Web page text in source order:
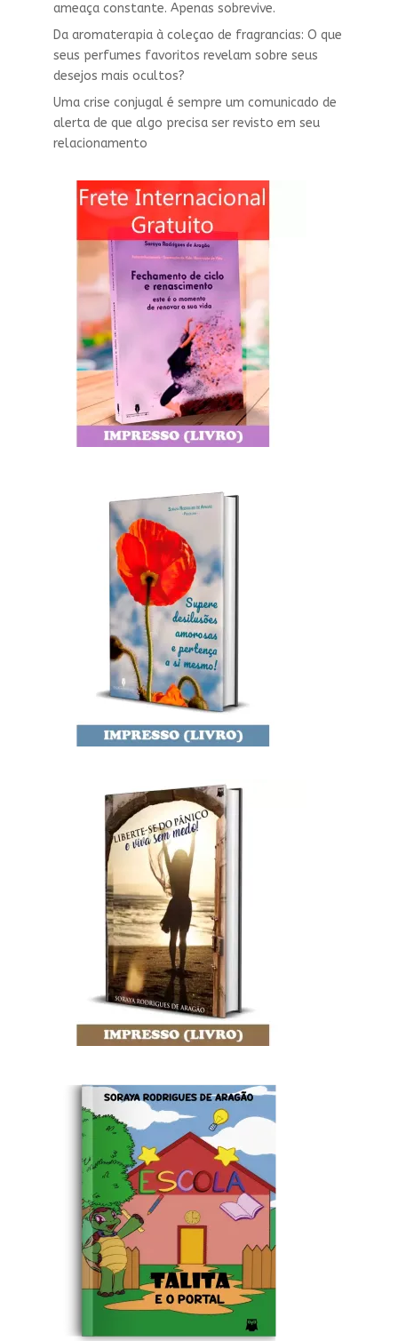
ameaça constante. Apenas sobrevive.
Da aromaterapia à coleçao de fragrancias: O que
seus perfumes favoritos revelam sobre seus
desejos mais ocultos?
Uma crise conjugal é sempre um comunicado de
alerta de que algo precisa ser revisto em seu
relacionamento